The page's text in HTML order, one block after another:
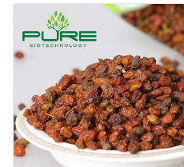
Наш
сертификат
Наш
сервис